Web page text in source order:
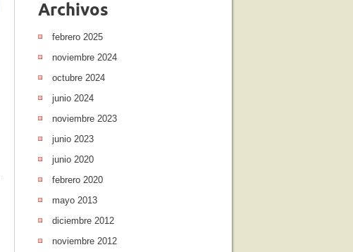
Archivos
febrero 2025
noviembre 2024
octubre 2024
junio 2024
noviembre 2023
junio 2023
junio 2020
febrero 2020
mayo 2013
diciembre 2012
noviembre 2012